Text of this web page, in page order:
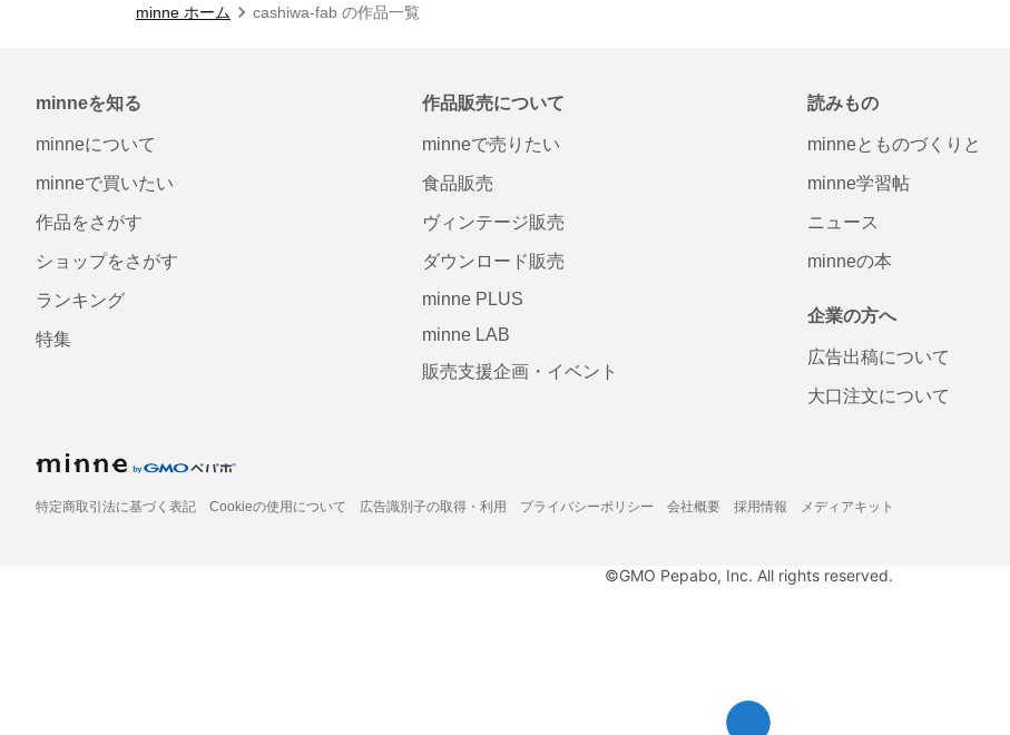
minne ホーム cashiwa-fab の作品一覧
minneを知る
minneについて
minneで買いたい
作品をさがす
ショップをさがす
ランキング
特集
作品販売について
minneで売りたい
食品販売
ヴィンテージ販売
ダウンロード販売
minne PLUS
minne LAB
販売支援企画・イベント
読みもの
minneとものづくりと
minne学習帖
ニュース
minneの本
企業の方へ
広告出稿について
大口注文について
特定商取引法に基づく表記 Cookieの使用について 広告識別子の取得・利用 プライバシーポリシー 会社概要 採用情報 メディアキット
©GMO Pepabo, Inc. All rights reserved.